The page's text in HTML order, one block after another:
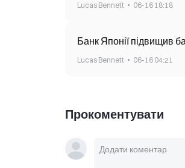
Lucas Bennett 06-16 18:18
Банк Японії підвищив
Lucas Bennett 06-16 04:21
Прокоментувати